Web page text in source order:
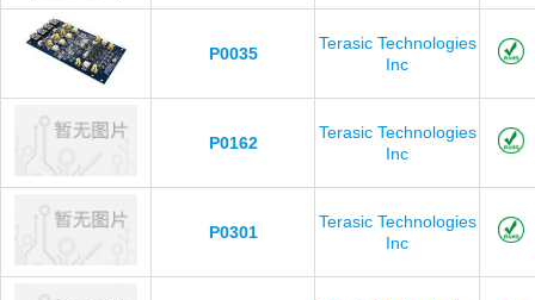
P0035
Terasic Technologies
Inc
P0162
Terasic Technologies
Inc
P0301
Terasic Technologies
Inc